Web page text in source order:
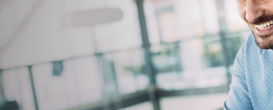
Belege digital verwalten
Integriertes Online-Banking
Kostenlos testen
Zur Preisübersicht